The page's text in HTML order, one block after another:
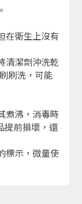
在衛生上沒有
清潔劑沖洗乾
刷洗，可能
煮沸，消毒時
提前損壞，還
標示，微量使